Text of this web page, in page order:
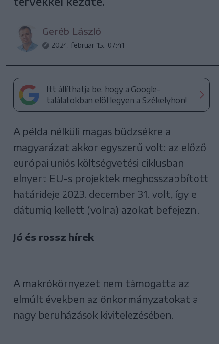
Geréb László
2024. február 15., 07:41
Itt állíthatja be, hogy a Google-
találatokban elöl legyen a Székelyhon!
A példa nélküli magas büdzsékre a
magyarázat akkor egyszerű volt: az előző
európai uniós költségvetési ciklusban
elnyert EU-s projektek meghosszabbított
határideje 2023. december 31. volt, így e
dátumig kellett (volna) azokat befejezni.
Jó és rossz hírek
A makrókörnyezet nem támogatta az
elmúlt években az önkormányzatokat a
nagy beruházások kivitelezésében.